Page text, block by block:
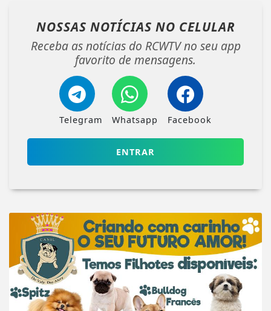
NOSSAS NOTÍCIAS NO CELULAR
Receba as notícias do RCWTV no seu app
favorito de mensagens.
Telegram Whatsapp Facebook
ENTRAR